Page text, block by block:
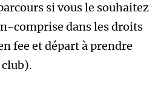
si vous le souhaitez
comprise dans les droits
fee et départ à prendre